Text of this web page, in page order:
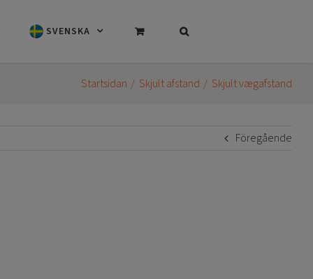
SVENSKA
Startsidan Skjult afstand Skjult vægafstand
Föregående